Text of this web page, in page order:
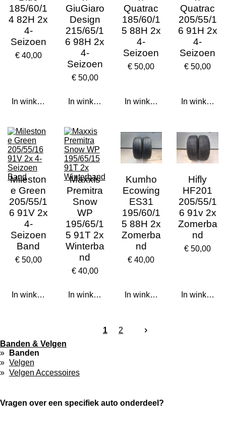
185/60/1
4 82H 2x
4-
Seizoen
€ 40,00
In winkelwagen
GiuGiaro
Design
215/65/1
6 98H 2x
4-
Seizoen
€ 50,00
In winkelwagen
Quatrac
185/60/1
5 88H 2x
4-
Seizoen
€ 50,00
In winkelwagen
Quatrac
205/55/1
6 91H 2x
4-
Seizoen
€ 50,00
In
Mileston
e Green
205/55/1
6 91V 2x
4-
Seizoen
Band
€ 50,00
In winkelwagen
Maxxis
Premitra
Snow
WP
195/65/1
5 91T 2x
Winterba
nd
€ 40,00
In winkelwagen
Kumho
Ecowing
ES31
195/60/1
5 88H 2x
Zomerba
nd
€ 40,00
In winkelwagen
Hifly
HF201
205/55/1
6 91v 2x
Zomerba
nd
€ 50,00
In
1
2
Banden & Velgen
Banden
Velgen
Velgen Accessoires
Vragen over een specifiek auto onderdeel?